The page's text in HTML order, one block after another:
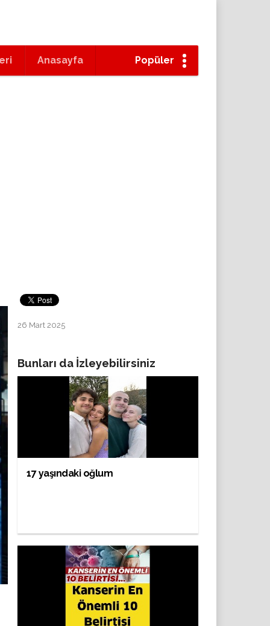
Anasayfa Popüler
26 Mart 2025
Bunları da İzleyebilirsiniz
17 yaşındaki oğlum